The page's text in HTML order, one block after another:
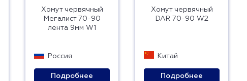
Хомут червячный
Мегалист 70-90
лента 9мм W1
Россия
Подробнее
Хомут червячный
DAR 70-90 W2
Китай
Подробнее